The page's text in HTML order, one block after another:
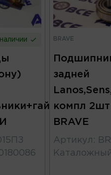
BRAVE
задней
компл 2шт
BRAVE
Артикул :